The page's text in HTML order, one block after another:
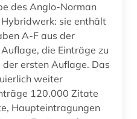
gesetzessammlungen (1)
(1)
des Anglo-Norman
sie enthält
A-F aus der
die Einträge zu
ersten Auflage. Das
weiter
120.000 Zitate
Haupteintragungen